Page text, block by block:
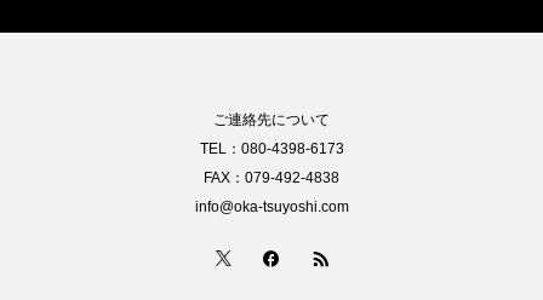
ご連絡先について
TEL：080-4398-6173
FAX：079-492-4838
info@oka-tsuyoshi.com